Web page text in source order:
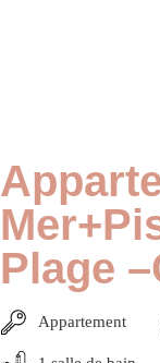
Plage
Appartement